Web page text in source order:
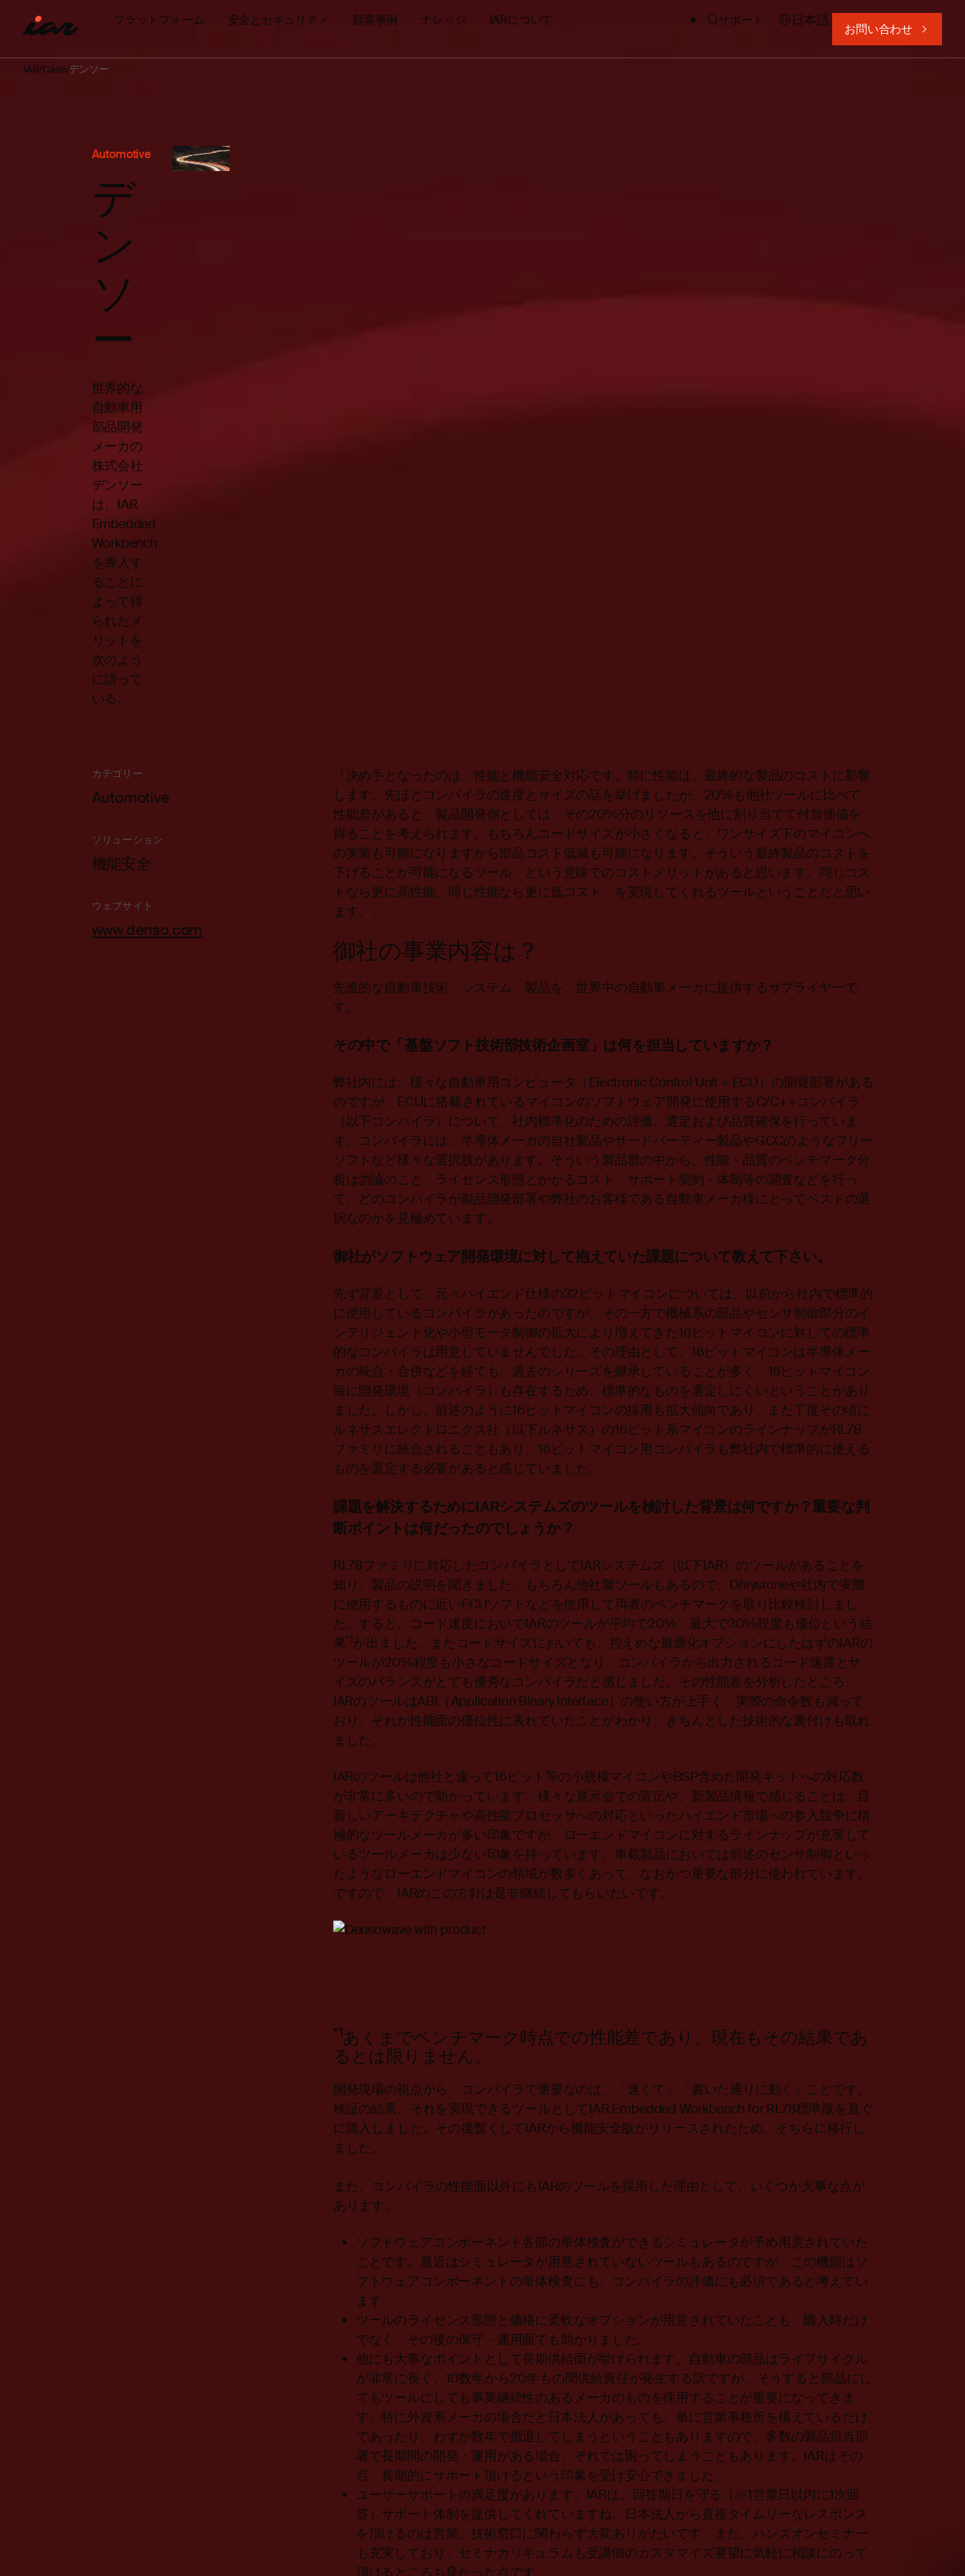
プラットフォーム 安全とセキュリティ 顧客事例 ナレッジ IARについて サポート 日本語
お問い合わせ
IAR Case デンソー
Automotive
デ
ン
ソ
ー
世界的な
自動車用
部品開発
メーカの
株式会社
デンソー
は、IAR
Embedded
Workbench
を導入す
ることに
よって得
られたメ
リットを
次のよう
に語って
いる。
カテゴリー
Automotive
ソリューション
機能安全
ウェブサイト
www.denso.com
「決め手となったのは、性能と機能安全対応です。特に性能は、最終的な製品のコストに影響
します。先ほどコンパイラの速度とサイズの話を挙げましたが、20%も他社ツールに比べて
性能差があると、製品開発側としては、その20%分のリソースを他に割り当てて付加価値を
得ることを考えられます。もちろんコードサイズが小さくなると、ワンサイズ下のマイコンへ
の実装も可能になりますから部品コスト低減も可能になります。そういう最終製品のコストを
下げることが可能になるツール、という意味でのコストメリットがあると思います。同じコス
トなら更に高性能、同じ性能なら更に低コスト、を実現してくれるツールということだと思い
ます。」
御社の事業内容は？
先進的な自動車技術、システム、製品を、世界中の自動車メーカに提供するサプライヤーで
す。
その中で「基盤ソフト技術部技術企画室」は何を担当していますか？
弊社内には、様々な自動車用コンピュータ（Electronic Control Unit = ECU）の開発部署がある
のですが、ECUに搭載されているマイコンのソフトウェア開発に使用するC/C++コンパイラ
（以下コンパイラ）について、社内標準化のための評価、選定および品質確保を行っていま
す。コンパイラには、半導体メーカの自社製品やサードパーティー製品やGCCのようなフリー
ソフトなど様々な選択肢があります。そういう製品群の中から、性能・品質のベンチマーク分
析は勿論のこと、ライセンス形態とかかるコスト、サポート契約・体制等の調査などを行っ
て、どのコンパイラが製品開発部署や弊社のお客様である自動車メーカ様にとってベストの選
択なのかを見極めています。
御社がソフトウェア開発環境に対して抱えていた課題について教えて下さい。
先ず背景として、元々ハイエンド仕様の32ビットマイコンについては、以前から社内で標準的
に使用しているコンパイラがあったのですが、その一方で機械系の部品やセンサ制御部分のイ
ンテリジェント化や小型モータ制御の拡大により増えてきた16ビットマイコンに対しての標準
的なコンパイラは用意していませんでした。その理由として、16ビットマイコンは半導体メー
カの統合・合併などを経ても、過去のシリーズを継承していることが多く、16ビットマイコン
毎に開発環境（コンパイラ）も存在するため、標準的なものを選定しにくいということがあり
ました。しかし、前述のように16ビットマイコンの採用も拡大傾向であり、また丁度その頃に
ルネサスエレクトロニクス社（以下ルネサス）の16ビット系マイコンのラインナップがRL78
ファミリに統合されることもあり、16ビットマイコン用コンパイラも弊社内で標準的に使える
ものを選定する必要があると感じていました。
課題を解決するためにIARシステムズのツールを検討した背景は何ですか？重要な判
断ポイントは何だったのでしょうか？
RL78ファミリに対応したコンパイラとしてIARシステムズ（以下IAR）のツールがあることを
知り、製品の説明を聞きました。もちろん他社製ツールもあるので、Dhrystoneや社内で実際
に使用するものに近いECUソフトなどを使用して両者のベンチマークを取り比較検討しまし
た。すると、コード速度においてIARのツールが平均で20%、最大で30%程度も優位という結
果*1が出ました。またコードサイズにおいても、控えめな最適化オプションにしたはずのIARの
ツールが20%程度も小さなコードサイズとなり、コンパイラから出力されるコード速度とサ
イズのバランスがとても優秀なコンパイラだと感じました。その性能差を分析したところ、
IARのツールはABI（Application Binary Interface）の使い方が上手く、実際の命令数も減って
おり、それが性能面の優位性に表れていたことがわかり、きちんとした技術的な裏付けも取れ
ました。
IARのツールは他社と違って16ビット等の小規模マイコンやBSP含めた開発キットへの対応数
が非常に多いので助かっています。様々な展示会での宣伝や、新製品情報で感じることは、目
新しいアーキテクチャや高性能プロセッサへの対応といったハイエンド市場への参入競争に積
極的なツールメーカが多い印象ですが、ローエンドマイコンに対するラインナップが充実して
いるツールメーカは少ない印象を持っています。車載製品においては前述のセンサ制御といっ
たようなローエンドマイコンの領域が数多くあって、なおかつ重要な部分に使われています。
ですので、IARのこの方針は是非継続してもらいたいです。
*1あくまでベンチマーク時点での性能差であり、現在もその結果であ
るとは限りません。
開発現場の視点から、コンパイラで重要なのは、「速くて」「書いた通りに動く」ことです。
検証の結果、それを実現できるツールとしてIAR Embedded Workbench for RL78標準版を直ぐ
に購入しました。その後暫くしてIARから機能安全版がリリースされたため、そちらに移行し
ました。
また、コンパイラの性能面以外にもIARのツールを採用した理由として、いくつか大事な点が
あります。
ソフトウェアコンポーネント各部の単体検査ができるシミュレータが予め用意されていた
ことです。最近はシミュレータが用意されていないツールもあるのですが、この機能はソ
フトウェアコンポーネントの単体検査にも、コンパイラの評価にも必須であると考えてい
ます。
ツールのライセンス形態と価格に柔軟なオプションが用意されていたことも、購入時だけ
でなく、その後の保守・運用面でも助かりました。
他にも大事なポイントとして長期供給面が挙げられます。自動車の部品はライフサイクル
が非常に長く、10数年から20年もの間供給責任が発生する訳ですが、そうすると部品にし
てもツールにしても事業継続性のあるメーカのものを採用することが重要になってきま
す。特に外資系メーカの場合だと日本法人があっても、単に営業事務所を構えているだけ
であったり、わずか数年で撤退してしまうということもありますので、多数の製品担当部
署で長期間の開発・運用がある場合、それでは困ってしまうこともあります。IARはその
点、長期的にサポート頂けるという印象を受け安心できました。
ユーザーサポートの満足度があります。IARは、回答期日を守る（※1営業日以内に1次回
答）サポート体制を提供してくれていますね。日本法人から直接タイムリーなレスポンス
を頂けるのは営業、技術窓口に関わらず大変ありがたいです。また、ハンズオンセミナー
も充実しており、セミナカリキュラムも受講側のカスタマイズ要望に気軽に相談にのって
頂けるところも良かった点です。